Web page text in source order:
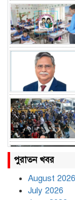
পুরাতন খবর
August 2026
July 2026